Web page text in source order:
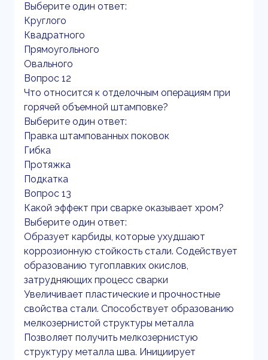
Выберите один ответ:
Круглого
Квадратного
Прямоугольного
Овального
Вопрос 12
Что относится к отделочным операциям при
горячей объемной штамповке?
Выберите один ответ:
Правка штампованных поковок
Гибка
Протяжка
Подкатка
Вопрос 13
Какой эффект при сварке оказывает хром?
Выберите один ответ:
Образует карбиды, которые ухудшают
коррозионную стойкость стали. Содействует
образованию тугоплавких окислов,
затрудняющих процесс сварки
Увеличивает пластические и прочностные
свойства стали. Способствует образованию
мелкозернистой структуры металла
Позволяет получить мелкозернистую
структуру металла шва. Инициирует